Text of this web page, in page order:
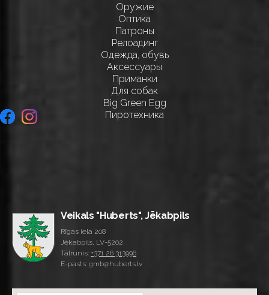
Оружие
Оптика
Патроны
Релоадинг
Одежда, обувь
Аксессуары
Приманки
Для собак
Big Green Egg
Пиротехника
Veikals "Huberts", Jēkabpils
Rīgas iela 208
Jēkabpils, LV-5202
Tālrunis: +371 26 313996
E-pasts: gmb@huberts.lv